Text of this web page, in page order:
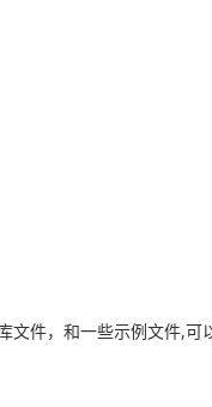
文件，和一些示例文件,